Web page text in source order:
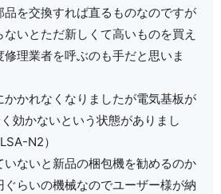
を交換すれば直るものなのですが
いとただ新しくて高いものを買え
理業者を呼ぶのも手だと思いま
かかれなくなりましたが電気基板が
効かないという状態がありまし
N2）
いないと新品の梱包機を勧めるのか
ぐらいの機械なのでユーザー様が納